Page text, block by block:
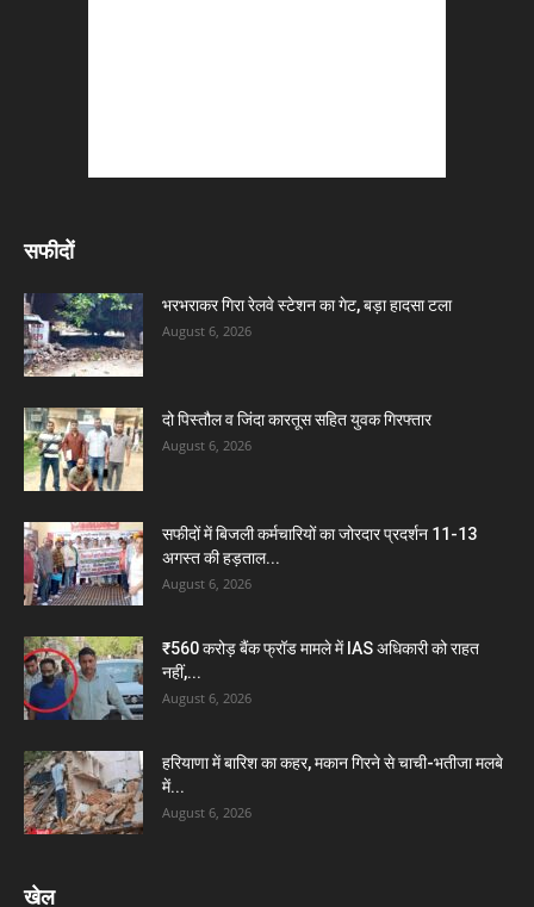
सफीदों
भरभराकर गिरा रेलवे स्टेशन का गेट, बड़ा हादसा टला
August 6, 2026
दो पिस्तौल व जिंदा कारतूस सहित युवक गिरफ्तार
August 6, 2026
सफीदों में बिजली कर्मचारियों का जोरदार प्रदर्शन 11-13
अगस्त की हड़ताल...
August 6, 2026
₹560 करोड़ बैंक फ्रॉड मामले में IAS अधिकारी को राहत
नहीं,...
August 6, 2026
हरियाणा में बारिश का कहर, मकान गिरने से चाची-भतीजा मलबे
में...
August 6, 2026
खेल